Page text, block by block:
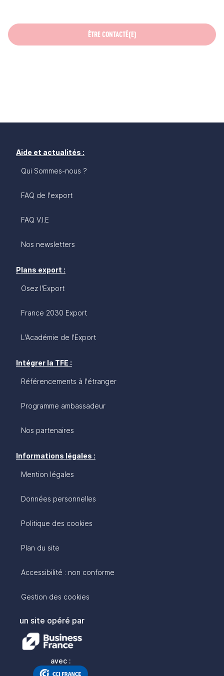
ÊTRE CONTACTÉ(E)
Aide et actualités :
Qui Sommes-nous ?
FAQ de l'export
FAQ V.I.E
Nos newsletters
Plans export :
Osez l'Export
France 2030 Export
L'Académie de l'Export
Intégrer la TFE :
Référencements à l'étranger
Programme ambassadeur
Nos partenaires
Informations légales :
Mention légales
Données personnelles
Politique des cookies
Plan du site
Accessibilité : non conforme
Gestion des cookies
un site opéré par
avec :